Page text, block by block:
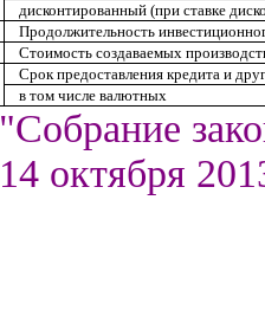
дисконтированный (при ставке
Продолжительность
Стоимость создаваемых
Срок предоставления кредита и
в том числе валютных
"Собрание
14 октября